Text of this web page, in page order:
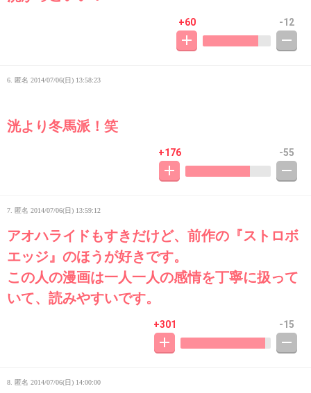
+60 -12
6. 匿名 2014/07/06(日) 13:58:23
洸より冬馬派！笑
+176 -55
7. 匿名 2014/07/06(日) 13:59:12
アオハライドもすきだけど、前作の『ストロボ
エッジ』のほうが好きです。
この人の漫画は一人一人の感情を丁寧に扱って
いて、読みやすいです。
+301 -15
8. 匿名 2014/07/06(日) 14:00:00